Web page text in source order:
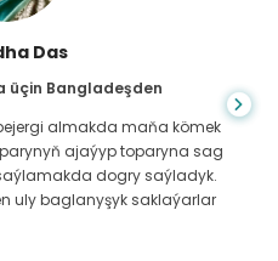
Das
üçin Bangladeşden
almakda maňa kömek
ajaýyp toparyna sag
dogry saýladyk.
uly baglanyşyk saklaýarlar